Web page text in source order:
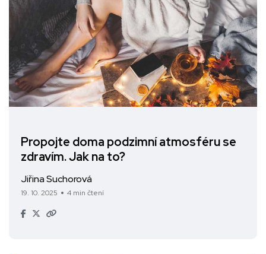
Propojte doma podzimní atmosféru se
zdravím. Jak na to?
Jiřina Suchorová
19. 10. 2025 4 min čtení